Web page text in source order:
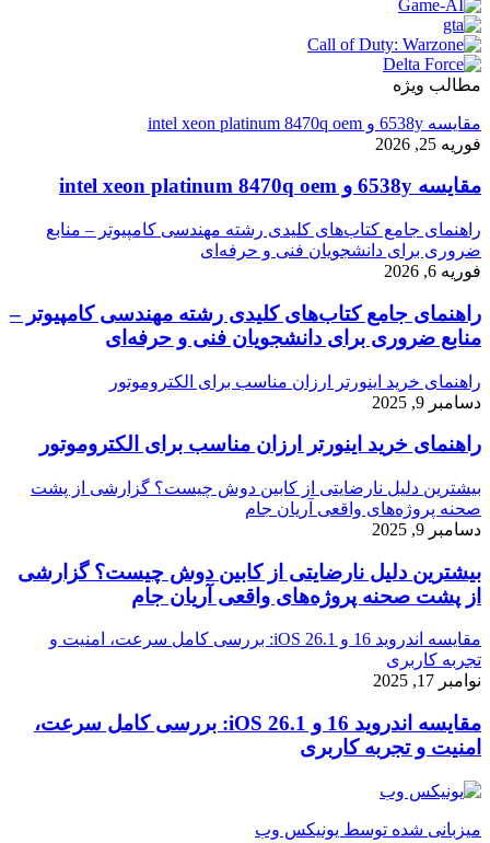
مطالب ویژه
مقایسه 6538y و intel xeon platinum 8470q oem
فوریه 25, 2026
مقایسه 6538y و intel xeon platinum 8470q oem
راهنمای جامع کتاب‌های کلیدی رشته مهندسی کامپیوتر – منابع
ضروری برای دانشجویان فنی و حرفه‌ای
فوریه 6, 2026
راهنمای جامع کتاب‌های کلیدی رشته مهندسی کامپیوتر –
منابع ضروری برای دانشجویان فنی و حرفه‌ای
راهنمای خرید اینورتر ارزان مناسب برای الکتروموتور
دسامبر 9, 2025
راهنمای خرید اینورتر ارزان مناسب برای الکتروموتور
بیشترین دلیل نارضایتی از کابین دوش چیست؟ گزارشی از پشت
صحنه پروژه‌های واقعی آریان جام
دسامبر 9, 2025
بیشترین دلیل نارضایتی از کابین دوش چیست؟ گزارشی
از پشت صحنه پروژه‌های واقعی آریان جام
مقایسه اندروید 16 و iOS 26.1: بررسی کامل سرعت، امنیت و
تجربه کاربری
نوامبر 17, 2025
مقایسه اندروید 16 و iOS 26.1: بررسی کامل سرعت،
امنیت و تجربه کاربری
میزبانی شده توسط یونیکس وب